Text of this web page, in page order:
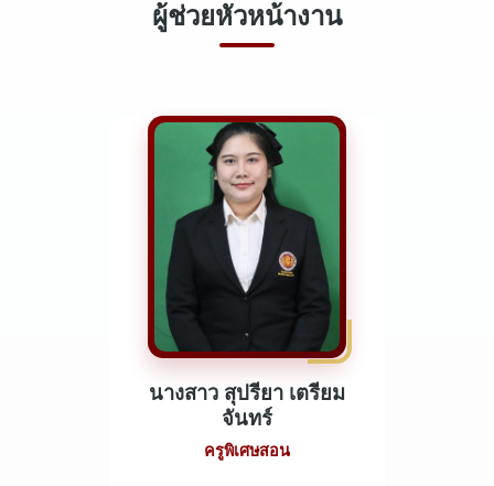
ผู้ช่วยหัวหน้างาน
นางสาว สุปรียา เตรียม
จันทร์
ครูพิเศษสอน